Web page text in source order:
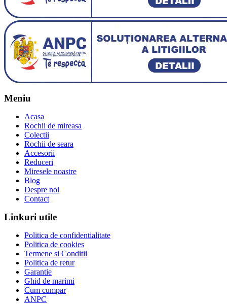
Meniu
Acasa
Rochii de mireasa
Colectii
Rochii de seara
Accesorii
Reduceri
Miresele noastre
Blog
Despre noi
Contact
Linkuri utile
Politica de confidentialitate
Politica de cookies
Termene si Conditii
Politica de retur
Garantie
Ghid de marimi
Cum cumpar
ANPC